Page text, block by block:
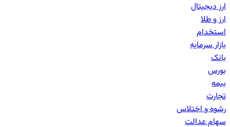
ارز دیجیتال
ارز و طلا
استخدام
بازار سرمایه
بانک‌
بورس
بیمه
تجارت
رشوه و اختلاس
سهام عدالت